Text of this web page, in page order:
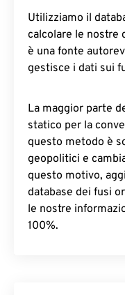
Utilizziamo il
calcolare le nostre
è una fonte
gestisce i dati sui
La maggior parte
statico per la
questo metodo è
geopolitici e
questo motivo,
database dei fusi
le nostre
100%.